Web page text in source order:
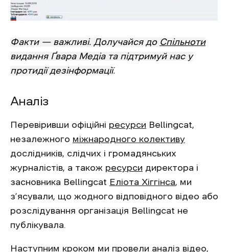
Факти — важливі. Долучайся до Спільноти
видання Ґвара Медіа та підтримуй нас у
протидії дезінформації.
Аналіз
Перевіривши офіційні ресурси Bellingcat,
незалежного міжнародного колективу
дослідників, слідчих і громадянських
журналістів, а також ресурси директора і
засновника Bellingcat Еліота Хіггінса, ми
з’ясували, що жодного відповідного відео або
розслідування організація Bellingcat не
публікувала.
Наступним кроком ми провели аналіз відео,